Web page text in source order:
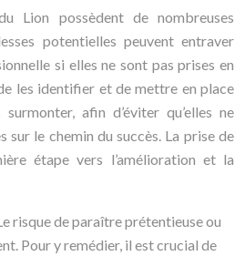
Lion possèdent de nombreuses
potentielles peuvent entraver
si elles ne sont pas prises en
les identifier et de mettre en place
afin d’éviter qu’elles ne
sur le chemin du succès. La prise de
étape vers l’amélioration et la
risque de paraître prétentieuse ou
Pour y remédier, il est crucial de